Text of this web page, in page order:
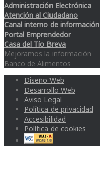
Administración Electrónica
Atención al Ciudadano
Canal interno de información
Portal Emprendedor
Casa del Tío Breva
Mejoramos la información
Banco de Alimentos
Diseño Web
Desarrollo Web
Aviso Legal
Política de privacidad
Accesibilidad
Política de cookies